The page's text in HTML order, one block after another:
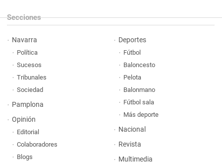
Secciones
Navarra
Política
Sucesos
Tribunales
Sociedad
Pamplona
Opinión
Editorial
Colaboradores
Blogs
Deportes
Fútbol
Baloncesto
Pelota
Balonmano
Fútbol sala
Más deporte
Nacional
Revista
Multimedia